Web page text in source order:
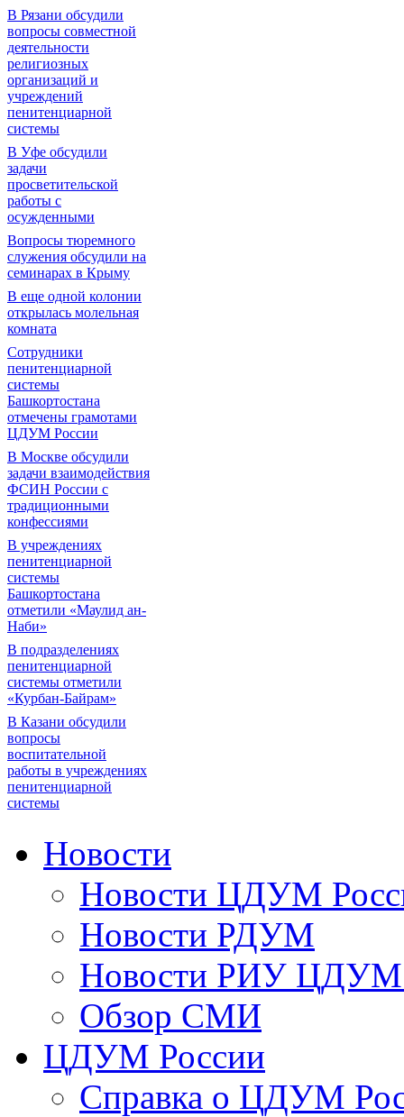
В Рязани обсудили
вопросы совместной
деятельности
религиозных
организаций и
учреждений
пенитенциарной
системы
В Уфе обсудили
задачи
просветительской
работы с
осужденными
Вопросы тюремного
служения обсудили на
семинарах в Крыму
В еще одной колонии
открылась молельная
комната
Сотрудники
пенитенциарной
системы
Башкортостана
отмечены грамотами
ЦДУМ России
В Москве обсудили
задачи взаимодействия
ФСИН России с
традиционными
конфессиями
В учреждениях
пенитенциарной
системы
Башкортостана
отметили «Маулид ан-
Наби»
В подразделениях
пенитенциарной
системы отметили
«Курбан-Байрам»
В Казани обсудили
вопросы
воспитательной
работы в учреждениях
пенитенциарной
системы
Новости
Новости ЦДУМ
Новости РДУМ
Новости РИУ ЦДУМ
Обзор СМИ
ЦДУМ России
Справка о ЦДУМ